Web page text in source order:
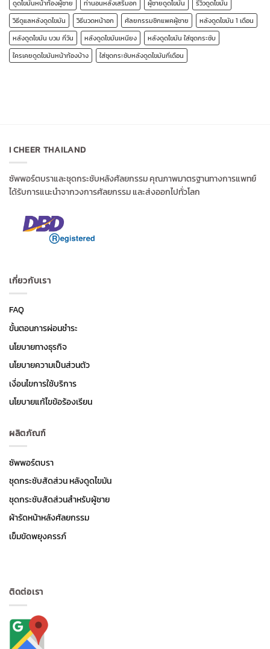
ดูดไขมันหน้าท้องผู้ชาย
ท่านอนหลังเสริมอก ผู้ชายดูดไขมัน
รีวิวดูดไขมัน
วิธีดูแลหลังดูดไขมัน
วิธีนวดหน้าอก ศัลยกรรมซิกแพคผู้ชาย
หลังดูดไขมัน 1 เดือน
หลังดูดไขมัน บวม กี่วัน
หลังดูดไขมันเหนียง
หลังดูดไขมัน ใส่ชุดกระชับ
ใครเคยดูดไขมันหน้าท้องบ้าง
ใส่ชุดกระชับหลังดูดไขมันกี่เดือน
I CHEER THAILAND
ซัพพอร์ตบราและชุดกระชับหลังศัลยกรรม คุณภาพมาตรฐานทางการแพทย์
ได้รับการแนะนำจากวงการศัลยกรรม และส่งออกไปทั่วโลก
เกี่ยวกับเรา
FAQ
ขั้นตอนการผ่อนชำระ
นโยบายทางธุรกิจ
นโยบายความเป็นส่วนตัว
เงื่อนไขการใช้บริการ
นโยบายแก้ไขข้อร้องเรียน
ผลิตภัณฑ์
ซัพพอร์ตบรา
ชุดกระชับสัดส่วน หลังดูดไขมัน
ชุดกระชับสัดส่วนสำหรับผู้ชาย
ผ้ารัดหน้าหลังศัลยกรรม
เข็มขัดพยุงครรภ์
ติดต่อเรา